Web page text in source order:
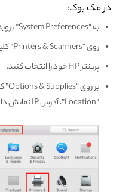
در مک بوک:
به “System Preferences” بروید.
روی “Printers & Scanners” کلیک کنید.
پرینتر HP خود را انتخاب کنید.
“Location”، آدرس IP نمایش داده می‌شود.